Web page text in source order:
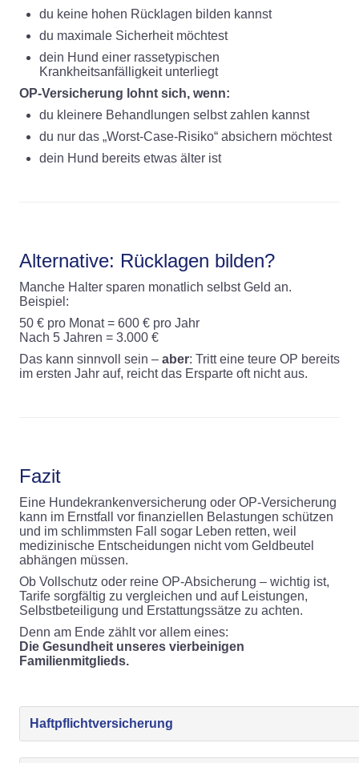
du keine hohen Rücklagen bilden kannst
du maximale Sicherheit möchtest
dein Hund einer rassetypischen
Krankheitsanfälligkeit unterliegt
OP-Versicherung lohnt sich, wenn:
du kleinere Behandlungen selbst zahlen kannst
du nur das „Worst-Case-Risiko“ absichern möchtest
dein Hund bereits etwas älter ist
Alternative: Rücklagen bilden?
Manche Halter sparen monatlich selbst Geld an.
Beispiel:
50 € pro Monat = 600 € pro Jahr
Nach 5 Jahren = 3.000 €
Das kann sinnvoll sein – aber: Tritt eine teure OP bereits
im ersten Jahr auf, reicht das Ersparte oft nicht aus.
Fazit
Eine Hundekrankenversicherung oder OP-Versicherung
kann im Ernstfall vor finanziellen Belastungen schützen
und im schlimmsten Fall sogar Leben retten, weil
medizinische Entscheidungen nicht vom Geldbeutel
abhängen müssen.
Ob Vollschutz oder reine OP-Absicherung – wichtig ist,
Tarife sorgfältig zu vergleichen und auf Leistungen,
Selbstbeteiligung und Erstattungssätze zu achten.
Denn am Ende zählt vor allem eines:
Die Gesundheit unseres vierbeinigen
Familienmitglieds.
Haftpflichtversicherung